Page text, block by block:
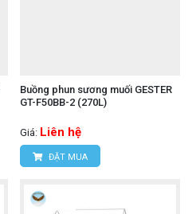
Buồng phun sương muối GESTER
GT-F50BB-2 (270L)
Giá: Liên hệ
ĐẶT MUA